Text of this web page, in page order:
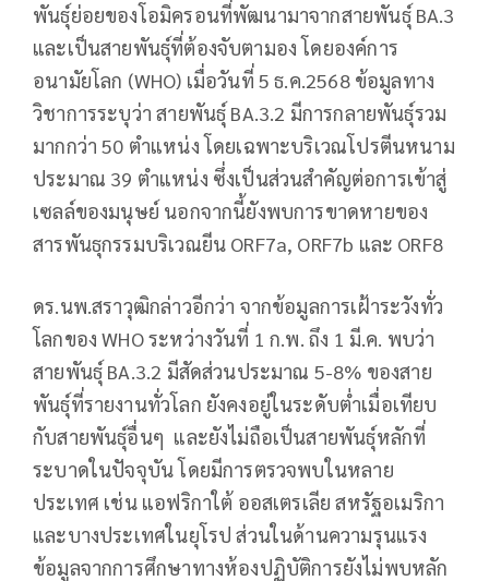
พันธุ์ย่อยของโอมิครอนที่พัฒนามาจากสายพันธุ์ BA.3
และเป็นสายพันธุ์ที่ต้องจับตามอง โดยองค์การ
อนามัยโลก (WHO) เมื่อวันที่ 5 ธ.ค.2568 ข้อมูลทาง
วิชาการระบุว่า สายพันธุ์ BA.3.2 มีการกลายพันธุ์รวม
มากกว่า 50 ตำแหน่ง โดยเฉพาะบริเวณโปรตีนหนาม
ประมาณ 39 ตำแหน่ง ซึ่งเป็นส่วนสำคัญต่อการเข้าสู่
เซลล์ของมนุษย์ นอกจากนี้ยังพบการขาดหายของ
สารพันธุกรรมบริเวณยีน ORF7a, ORF7b และ ORF8
ดร.นพ.สราวุฒิกล่าวอีกว่า จากข้อมูลการเฝ้าระวังทั่ว
โลกของ WHO ระหว่างวันที่ 1 ก.พ. ถึง 1 มี.ค. พบว่า
สายพันธุ์ BA.3.2 มีสัดส่วนประมาณ 5-8% ของสาย
พันธุ์ที่รายงานทั่วโลก ยังคงอยู่ในระดับต่ำเมื่อเทียบ
กับสายพันธุ์อื่นๆ และยังไม่ถือเป็นสายพันธุ์หลักที่
ระบาดในปัจจุบัน โดยมีการตรวจพบในหลาย
ประเทศ เช่น แอฟริกาใต้ ออสเตรเลีย สหรัฐอเมริกา
และบางประเทศในยุโรป ส่วนในด้านความรุนแรง
ข้อมูลจากการศึกษาทางห้องปฏิบัติการยังไม่พบหลัก